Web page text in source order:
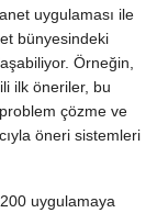
uygulaması ile
bünyesindeki
Örneğin,
ilk öneriler, bu
problem çözme ve
öneri sistemleri
uygulamaya